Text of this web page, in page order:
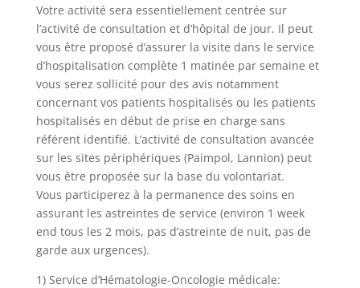
Votre activité sera essentiellement centrée sur
l’activité de consultation et d’hôpital de jour. Il peut
vous être proposé d’assurer la visite dans le service
d’hospitalisation complète 1 matinée par semaine et
vous serez sollicité pour des avis notamment
concernant vos patients hospitalisés ou les patients
hospitalisés en début de prise en charge sans
référent identifié. L’activité de consultation avancée
sur les sites périphériques (Paimpol, Lannion) peut
vous être proposée sur la base du volontariat.
Vous participerez à la permanence des soins en
assurant les astreintes de service (environ 1 week
end tous les 2 mois, pas d’astreinte de nuit, pas de
garde aux urgences).
1) Service d’Hématologie-Oncologie médicale: